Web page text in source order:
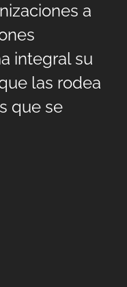
a
integral su
las rodea
que se